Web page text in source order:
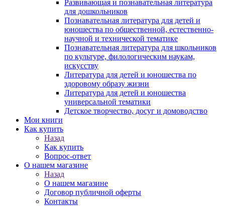
Развивающая и познавательная литература
для дошкольников
Познавательная литература для детей и
юношества по общественной, естественно-
научной и технической тематике
Познавательная литература для школьников
по культуре, филологическим наукам,
искусству
Литература для детей и юношества по
здоровому образу жизни
Литература для детей и юношества
универсальной тематики
Детское творчество, досуг и домоводство
Мои книги
Как купить
Назад
Как купить
Вопрос-ответ
О нашем магазине
Назад
О нашем магазине
Договор публичной оферты
Контакты